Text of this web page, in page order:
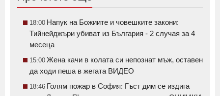
18:00 Напук на Божиите и човешките закони:
Тийнейджъри убиват из България - 2 случая за 4
месеца
15:00 Жена качи в колата си непознат мъж, оставен
да ходи пеша в жегата ВИДЕО
18:46 Голям пожар в София: Гъст дим се издига